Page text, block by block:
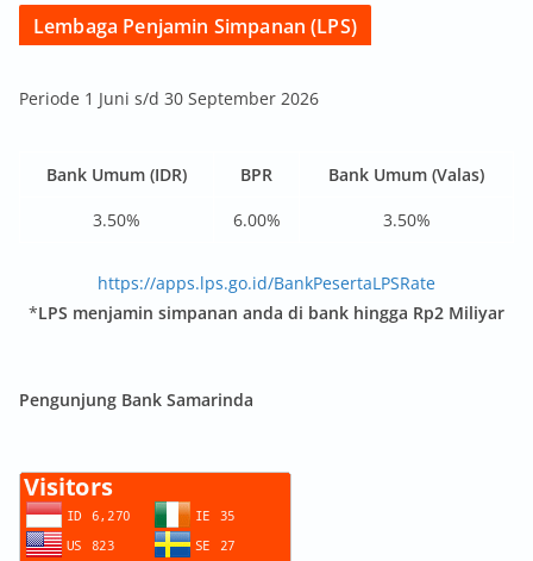
Lembaga Penjamin Simpanan (LPS)
Periode 1 Juni s/d 30 September 2026
Bank Umum (IDR) BPR
Bank Umum (Valas)
3.50%
6.00% 3.50%
https://apps.lps.go.id/BankPesertaLPSRate
*LPS menjamin simpanan anda di bank hingga Rp2 Miliyar
Pengunjung Bank Samarinda